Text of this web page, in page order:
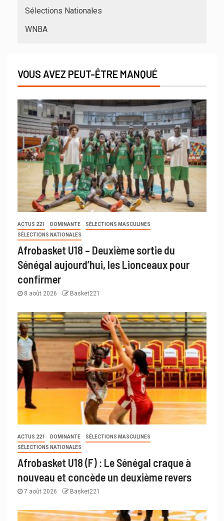
Sélections Nationales
WNBA
VOUS AVEZ PEUT-ÊTRE MANQUÉ
ACTUS 221 DOMINANTE
SÉLECTIONS MASCULINES
SÉLECTIONS NATIONALES
Afrobasket U18 – Deuxième sortie du
Sénégal aujourd’hui, les Lionceaux pour
confirmer
8 août 2026 Basket221
ACTUS 221 DOMINANTE
SÉLECTIONS MASCULINES
SÉLECTIONS NATIONALES
Afrobasket U18 (F) : Le Sénégal craque à
nouveau et concède un deuxième revers
7 août 2026 Basket221